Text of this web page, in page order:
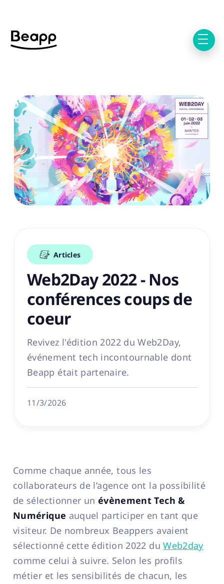
Articles
Web2Day 2022 - Nos
conférences coups de
coeur
Revivez l'édition 2022 du Web2Day,
événement tech incontournable dont
Beapp était partenaire.
11/3/2026
Comme chaque année, tous les
collaborateurs de l’agence ont la possibilité
de sélectionner un évènement Tech &
Numérique auquel participer en tant que
visiteur. De nombreux Beappers avaient
sélectionné cette édition 2022 duWeb2day
comme celui à suivre. Selon les profils
métier et les sensibilités de chacun, les